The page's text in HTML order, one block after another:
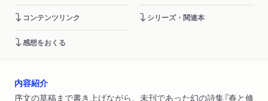
コンテンツリンク シリーズ・関連本
感想をおくる
内容紹介
序文の草稿まで書き上げながら、未刊であった幻の詩集『春と修